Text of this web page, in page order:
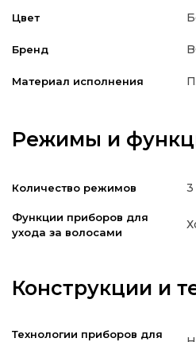
Цвет
Бренд
Материал исполнения
Режимы и
Количество режимов 3
Функции приборов для
ухода за волосами
Конструкции и
Технологии приборов для